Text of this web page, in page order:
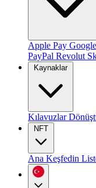
Apple Pay
PayPal Revolut
Kaynaklar
Kılavuzlar
NFT
Ana Keşfedin